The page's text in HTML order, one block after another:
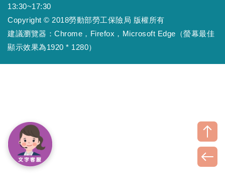
13:30~17:30
Copyright © 2018勞動部勞工保險局 版權所有
建議瀏覽器：Chrome，Firefox，Microsoft Edge（螢幕最佳
顯示效果為1920 * 1280）